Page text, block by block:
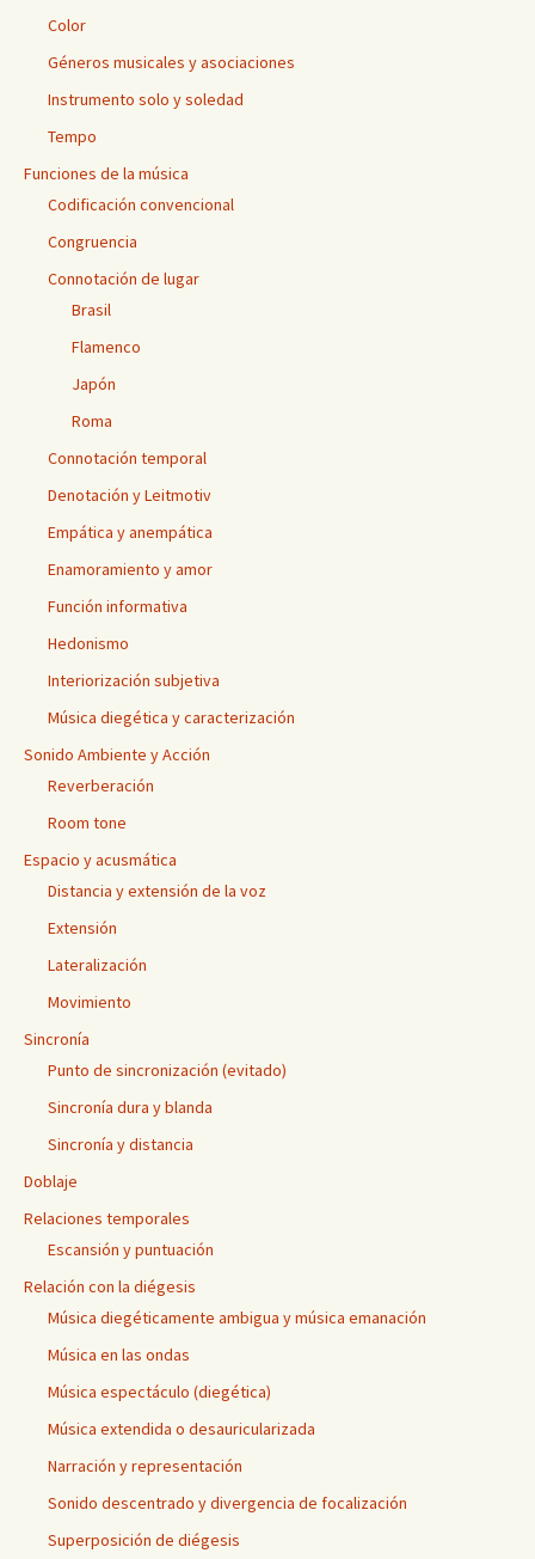
Color
Géneros musicales y asociaciones
Instrumento solo y soledad
Tempo
Funciones de la música
Codificación convencional
Congruencia
Connotación de lugar
Brasil
Flamenco
Japón
Roma
Connotación temporal
Denotación y Leitmotiv
Empática y anempática
Enamoramiento y amor
Función informativa
Hedonismo
Interiorización subjetiva
Música diegética y caracterización
Sonido Ambiente y Acción
Reverberación
Room tone
Espacio y acusmática
Distancia y extensión de la voz
Extensión
Lateralización
Movimiento
Sincronía
Punto de sincronización (evitado)
Sincronía dura y blanda
Sincronía y distancia
Doblaje
Relaciones temporales
Escansión y puntuación
Relación con la diégesis
Música diegéticamente ambigua y música emanación
Música en las ondas
Música espectáculo (diegética)
Música extendida o desauricularizada
Narración y representación
Sonido descentrado y divergencia de focalización
Superposición de diégesis